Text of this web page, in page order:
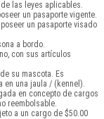
las leyes aplicables.
un pasaporte vigente.
un pasaporte visado
a bordo.
con sus artículos
su mascota. Es
en una jaula / (kennel).
en concepto de cargos
reembolsable.
a un cargo de $50.00